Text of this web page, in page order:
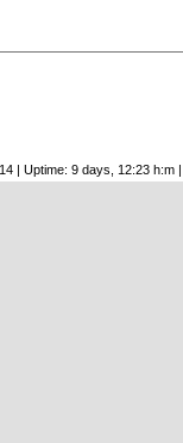
| Uptime: 9 days, 12:23